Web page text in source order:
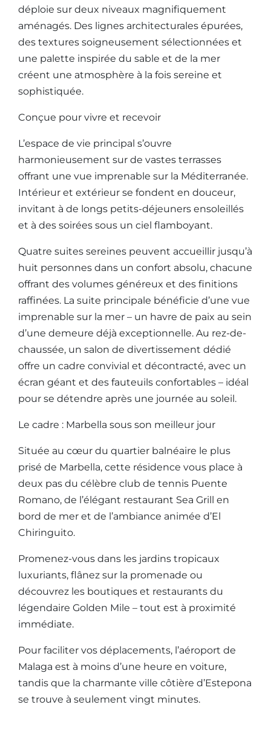
déploie sur deux niveaux magnifiquement
aménagés. Des lignes architecturales épurées,
des textures soigneusement sélectionnées et
une palette inspirée du sable et de la mer
créent une atmosphère à la fois sereine et
sophistiquée.
Conçue pour vivre et recevoir
L’espace de vie principal s’ouvre
harmonieusement sur de vastes terrasses
offrant une vue imprenable sur la Méditerranée.
Intérieur et extérieur se fondent en douceur,
invitant à de longs petits-déjeuners ensoleillés
et à des soirées sous un ciel flamboyant.
Quatre suites sereines peuvent accueillir jusqu’à
huit personnes dans un confort absolu, chacune
offrant des volumes généreux et des finitions
raffinées. La suite principale bénéficie d’une vue
imprenable sur la mer – un havre de paix au sein
d’une demeure déjà exceptionnelle. Au rez-de-
chaussée, un salon de divertissement dédié
offre un cadre convivial et décontracté, avec un
écran géant et des fauteuils confortables – idéal
pour se détendre après une journée au soleil.
Le cadre : Marbella sous son meilleur jour
Située au cœur du quartier balnéaire le plus
prisé de Marbella, cette résidence vous place à
deux pas du célèbre club de tennis Puente
Romano, de l’élégant restaurant Sea Grill en
bord de mer et de l’ambiance animée d’El
Chiringuito.
Promenez-vous dans les jardins tropicaux
luxuriants, flânez sur la promenade ou
découvrez les boutiques et restaurants du
légendaire Golden Mile – tout est à proximité
immédiate.
Pour faciliter vos déplacements, l’aéroport de
Malaga est à moins d’une heure en voiture,
tandis que la charmante ville côtière d’Estepona
se trouve à seulement vingt minutes.